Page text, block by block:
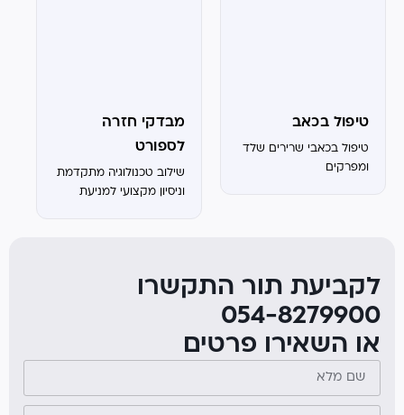
טיפול בכאב
טיפול בכאבי שרירים שלד
ומפרקים
מבדקי חזרה
לספורט
שילוב טכנולוגיה מתקדמת
וניסיון מקצועי למניעת
לקביעת תור התקשרו
054-8279900
או השאירו פרטים